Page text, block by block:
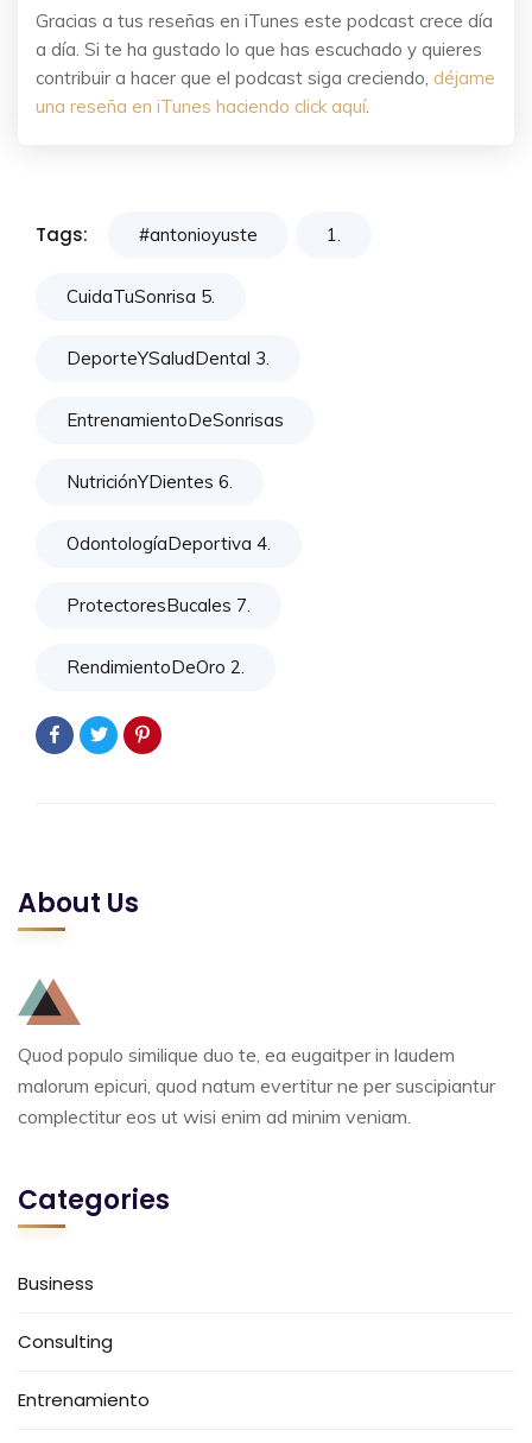
Gracias a tus reseñas en iTunes este podcast crece día
a día. Si te ha gustado lo que has escuchado y quieres
contribuir a hacer que el podcast siga creciendo, déjame
una reseña en iTunes haciendo click aquí.
Tags: #antonioyuste 1.
CuidaTuSonrisa 5.
DeporteYSaludDental 3.
EntrenamientoDeSonrisas
NutriciónYDientes 6.
OdontologíaDeportiva 4.
ProtectoresBucales 7.
RendimientoDeOro 2.
About Us
Quod populo similique duo te, ea eugaitper in laudem
malorum epicuri, quod natum evertitur ne per suscipiantur
complectitur eos ut wisi enim ad minim veniam.
Categories
Business
Consulting
Entrenamiento